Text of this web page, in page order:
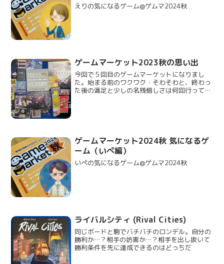
えりの気になるゲーム@ゲムマ2024秋
ゲームマーケット2023秋の思い出
今回で５回目のゲームマーケットになりまし
た。始まる前のワクワク・そわそわと、終わっ
た後の満足と少しの名残惜しさは何回行っても
ゲームマーケット2024秋 気になるゲ
ーム（いぺ編）
いぺの気になるゲーム@ゲムマ2024秋
ライバルシティ (Rival Cities)
同じボードと駒でバチバチのロンデル。自分の
勝利か…？相手の妨害か…？相手を出し抜いて
勝利条件を先に達成できるのはどっちだ